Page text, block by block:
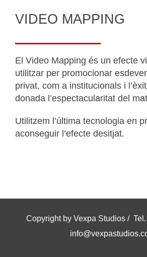
VIDEO MAPPING
El Video Mapping és un efecte
utilitzar per promocionar
privat, com a institucionals i
donada l’espectacularitat del
Utilitzem l’última tecnologia en
aconseguir l’efecte desitjat.
Copyright by Vexpa Studios /